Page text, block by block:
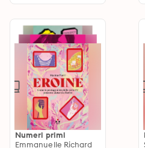
Numeri primi
Emmanuelle Richard